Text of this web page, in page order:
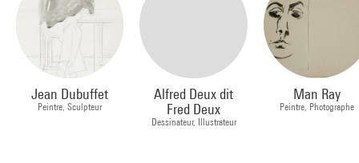
Jean Dubuffet
Peintre, Sculpteur
Alfred Deux dit
Fred Deux
Dessinateur, Illustrateur
Man Ray
Peintre, Photographe